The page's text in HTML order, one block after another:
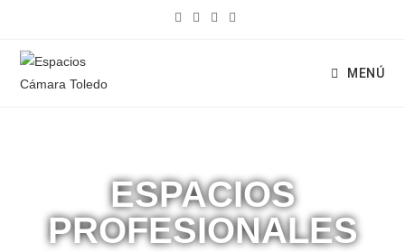
MENÚ
ESPACIOS
PROFESIONALES